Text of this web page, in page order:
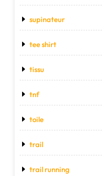
supinateur
tee shirt
tissu
tnf
toile
trail
trail running